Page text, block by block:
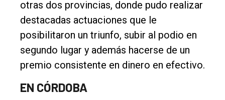
Deportes
Fúnebres
Edición
Empresa
Nosotros
otras dos provincias, donde pudo realizar
destacadas actuaciones que le
posibilitaron un triunfo, subir al podio en
segundo lugar y además hacerse de un
premio consistente en dinero en efectivo.
EN CÓRDOBA